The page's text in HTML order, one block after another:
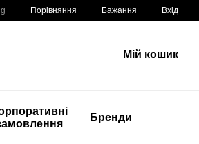
Порівняння Бажання Вхід
Мій кошик
Бренди